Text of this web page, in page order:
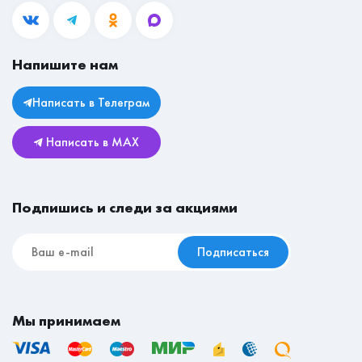
Подпишись и следи за акциями
Подписаться
Мы принимаем
Напишите нам
Написать в Телеграм
Написать в MAX
Гостиные
Комоды
Детские
Реставрационные материалы
Блог
Личный кабинет
Юридическая информация
Возврат и обмен
mail@mebeleconom.com
Магазины